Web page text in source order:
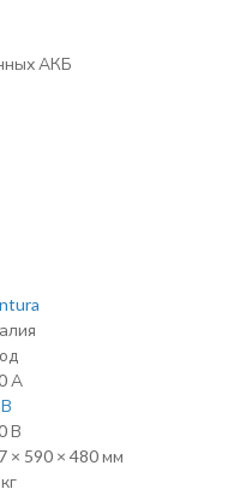
АКБ
А
В
× 590 × 480 мм